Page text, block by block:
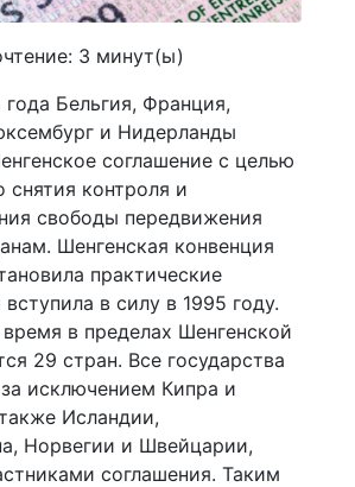
3 минут(ы)
Бельгия, Франция,
и Нидерланды
соглашение с целью
снятия контроля и
свободы передвижения
Шенгенская конвенция
практические
в силу в 1995 году.
в пределах Шенгенской
29 стран. Все государства
исключением Кипра и
Исландии,
Норвегии и Швейцарии,
соглашения. Таким